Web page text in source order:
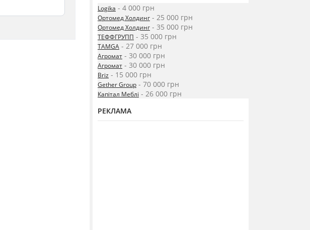
Logika - 4 000 грн
Ортомед Холдинг - 25 000 грн
Ортомед Холдинг - 35 000 грн
ТЕФФГРУПП - 35 000 грн
TAMGA - 27 000 грн
Агромат - 30 000 грн
Агромат - 30 000 грн
Briz - 15 000 грн
Gether Group - 70 000 грн
Капітал Меблі - 26 000 грн
РЕКЛАМА